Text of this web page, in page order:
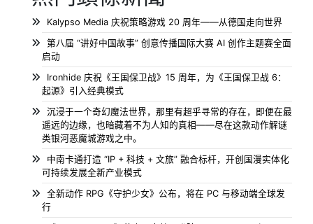
熱門頭條新聞
Kalypso Media 庆祝策略游戏 20 周年——从德国走向世界
第八届 “讲好中国故事” 创意传播国际大赛 AI 创作主题赛全面
启动
Ironhide 庆祝《王国保卫战》15 周年，为《王国保卫战 6：
起源》引入经典模式
沉浸于一个奇幻魔法世界，那里有超乎寻常的存在，即便在最